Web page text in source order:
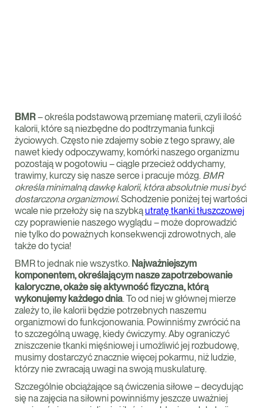
BMR– określa podstawową przemianę materii, czyli ilość
kalorii, które są niezbędne do podtrzymania funkcji
życiowych. Często nie zdajemy sobie z tego sprawy, ale
nawet kiedy odpoczywamy, komórki naszego organizmu
pozostają w pogotowiu – ciągle przecież oddychamy,
trawimy, kurczy się nasze serce i pracuje mózg. BMR
określa minimalną dawkę kalorii, któraabsolutnie musi być
dostarczona organizmowi.Schodzenie poniżej tej wartości
wcale nie przełoży się na szybkąutratę tkanki tłuszczowej
czy poprawienie naszego wyglądu – może doprowadzić
nie tylko do poważnych konsekwencji zdrowotnych, ale
także do tycia!
BMR to jednak nie wszystko. Najważniejszym
komponentem, określającym nasze zapotrzebowanie
kaloryczne, okaże się aktywność fizyczna, którą
wykonujemy każdego dnia. To od niej w głównej mierze
zależy to, ile kalorii będzie potrzebnych naszemu
organizmowi do funkcjonowania. Powinniśmy zwrócić na
to szczególną uwagę, kiedy ćwiczymy. Aby ograniczyć
zniszczenie tkanki mięśniowej i umożliwić jej rozbudowę,
musimy dostarczyć znacznie więcej pokarmu, niż ludzie,
którzy nie zwracają uwagi na swoją muskulaturę.
Szczególnie obciążające są ćwiczenia siłowe – decydując
się na zajęcia na siłowni powinniśmy jeszcze uważniej